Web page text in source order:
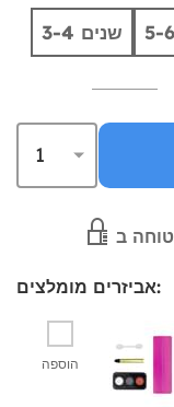
3-4 שנים
אביזרים מומלצים:
הוספה